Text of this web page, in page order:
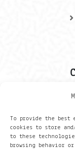
To provide the best
cookies to store
to these
browsing behavior